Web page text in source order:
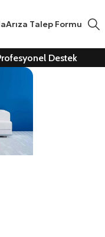
Arıza Talep Formu
Destek